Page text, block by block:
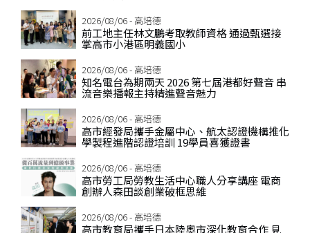
2026/08/06 - 高培德
前工地主任林文鵬考取教師資格 通過甄選接
掌高市小港區明義國小
2026/08/06 - 高培德
知名電台為期兩天 2026 第七屆港都好聲音 串
流音樂播報主持精進聲音魅力
2026/08/06 - 高培德
高市經發局攜手金屬中心、航太認證機構推化
學製程進階認證培訓 19學員喜獲證書
2026/08/06 - 高培德
高市勞工局勞教生活中心職人分享講座 電商
創辦人森田談創業破框思維
2026/08/06 - 高培德
高市教育局攜手日本陸奧市深化教育合作 見